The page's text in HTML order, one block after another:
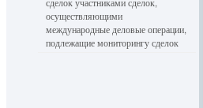
осуществляющими
международные деловые операции,
подлежащие мониторингу сделок